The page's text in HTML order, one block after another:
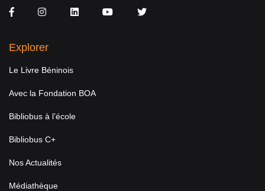
FacebookInstagramLinkedInYou TubeTwitter
Explorer
Le Livre Béninois
Avec la Fondation BOA
Bibliobus à l’école
Bibliobus C+
Nos Actualités
Médiathèque